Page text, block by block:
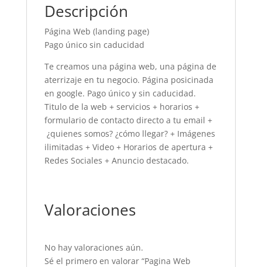
Descripción
Página Web (landing page)
Pago único sin caducidad
Te creamos una página web, una página de
aterrizaje en tu negocio. Página posicinada
en google. Pago único y sin caducidad.
Titulo de la web + servicios + horarios +
formulario de contacto directo a tu email +
¿quienes somos? ¿cómo llegar? + Imágenes
ilimitadas + Video + Horarios de apertura +
Redes Sociales + Anuncio destacado.
Valoraciones
No hay valoraciones aún.
Sé el primero en valorar “Pagina Web